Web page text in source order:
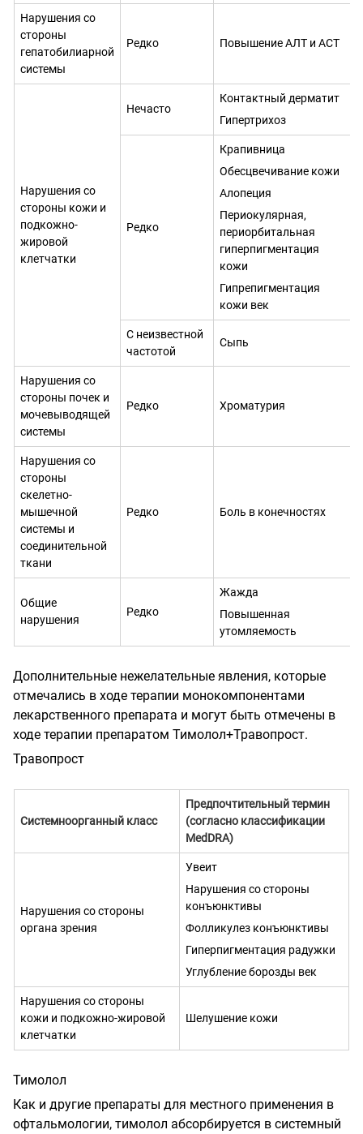
Нарушения со
стороны
гепатобилиарной
системы
Редко Повышение АЛТ и ACT
Нарушения со
стороны кожи и
подкожно-
жировой
клетчатки
Нечасто
Контактный дерматит
Гипертрихоз
Редко
Крапивница
Обесцвечивание кожи
Алопеция
Периокулярная,
периорбитальная
гиперпигментация
кожи
Гипрепигментация
кожи век
С неизвестной
частотой
Сыпь
Нарушения со
стороны почек и
мочевыводящей
системы
Редко Хроматурия
Нарушения со
стороны
скелетно-
мышечной
системы и
соединительной
ткани
Редко Боль в конечностях
Общие
нарушения
Редко
Жажда
Повышенная
утомляемость
Дополнительные нежелательные явления, которые
отмечались в ходе терапии монокомпонентами
лекарственного препарата и могут быть отмечены в
ходе терапии препаратом Тимолол+Травопрост.
Травопрост
Системно­органный класс
Предпочтительный термин
(согласно классификации
MedDRA)
Нарушения со стороны
органа зрения
Увеит
Нарушения со стороны
конъюнктивы
Фолликулез конъюнктивы
Гиперпигментация радужки
Углубление борозды век
Нарушения со стороны
кожи и подкожно-жировой
клетчатки
Шелушение кожи
Тимолол
Как и другие препараты для местного применения в
офтальмологии, тимолол абсорбируется в системный